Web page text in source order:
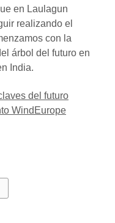
en Laulagun
realizando el
con la
árbol del futuro en
India.
del futuro
WindEurope